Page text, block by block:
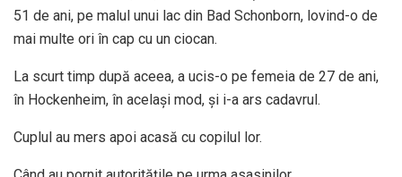
51 de ani, pe malul unui lac din Bad Schonborn, lovind-o de
mai multe ori în cap cu un ciocan.
La scurt timp după aceea, a ucis-o pe femeia de 27 de ani,
în Hockenheim, în același mod, și i-a ars cadavrul.
Cuplul au mers apoi acasă cu copilul lor.